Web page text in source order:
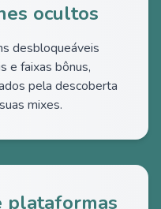
ocultos
desbloqueáveis
e faixas bônus,
pela descoberta
mixes.
plataformas